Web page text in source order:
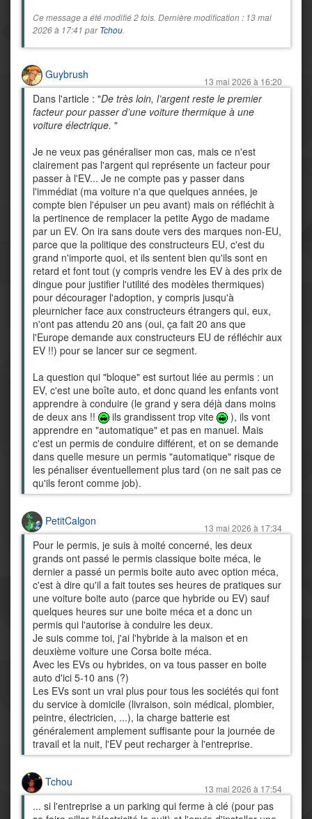
Ce message a été modifié 2 fois. Dernière modification : 13 mai
2026 à 17:41 parTchou.
Guybrush
13 mai 2026 à 16:20
Dans l'article : "De très loin, l’argent reste le premier
facteur pour passer d’une voiture thermique à une
voiture électrique. "
Je ne veux pas généraliser mon cas, mais ce n'est
clairement pas l'argent qui représente un facteur pour
passer à l'EV... Je ne compte pas y passer dans
l'immédiat (ma voiture n'a que quelques années, je
compte bien l'épuiser un peu avant) mais on réfléchit à
la pertinence de remplacer la petite Aygo de madame
par un EV. On ira sans doute vers des marques non-EU,
parce que la politique des constructeurs EU, c'est du
grand n'importe quoi, et ils sentent bien qu'ils sont en
retard et font tout (y compris vendre les EV à des prix de
dingue pour justifier l'utilité des modèles thermiques)
pour décourager l'adoption, y compris jusqu'à
pleurnicher face aux constructeurs étrangers qui, eux,
n'ont pas attendu 20 ans (oui, ça fait 20 ans que
l'Europe demande aux constructeurs EU de réfléchir aux
EV !!) pour se lancer sur ce segment.
La question qui "bloque" est surtout liée au permis : un
EV, c'est une boîte auto, et donc quand les enfants vont
apprendre à conduire (le grand y sera déjà dans moins
de deux ans !!
ils grandissent trop vite
), ils vont
apprendre en "automatique" et pas en manuel. Mais
c'est un permis de conduire différent, et on se demande
dans quelle mesure un permis "automatique" risque de
les pénaliser éventuellement plus tard (on ne sait pas ce
qu'ils feront comme job).
PetitCalgon
13 mai 2026 à 17:34
Pour le permis, je suis à moité concerné, les deux
grands ont passé le permis classique boite méca, le
dernier a passé un permis boite auto avec option méca,
c'est à dire qu'il a fait toutes ses heures de pratiques sur
une voiture boite auto (parce que hybride ou EV) sauf
quelques heures sur une boite méca et a donc un
permis qui l'autorise à conduire les deux.
Je suis comme toi, j'ai l'hybride à la maison et en
deuxième voiture une Corsa boite méca.
Avec les EVs ou hybrides, on va tous passer en boite
auto d'ici 5-10 ans (?)
Les EVs sont un vrai plus pour tous les sociétés qui font
du service à domicile (livraison, soin médical, plombier,
peintre, électricien, ...), la charge batterie est
généralement amplement suffisante pour la journée de
travail et la nuit, l'EV peut recharger à l'entreprise.
Tchou
13 mai 2026 à 17:54
... si l'entreprise a un parking qui ferme à clé (pour pas